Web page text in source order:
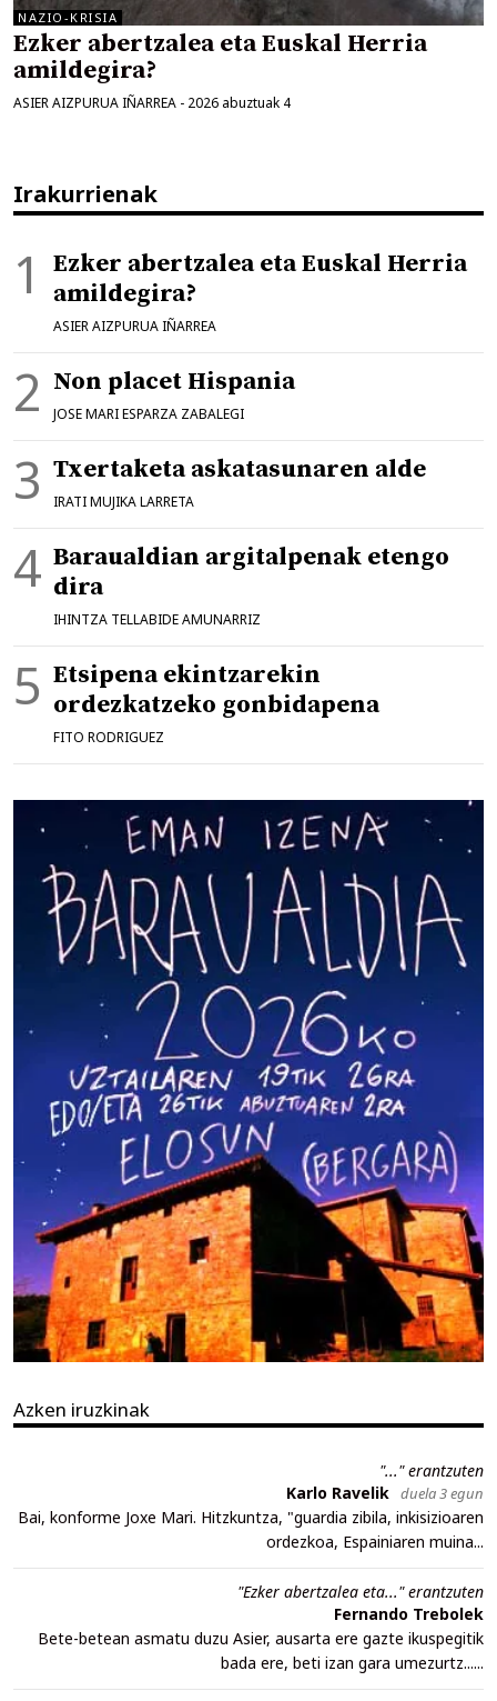
NAZIO-KRISIA
Ezker abertzalea eta Euskal Herria
amildegira?
ASIER AIZPURUA IÑARREA - 2026 abuztuak 4
Irakurrienak
Ezker abertzalea eta Euskal Herria
amildegira?
ASIER AIZPURUA IÑARREA
Non placet Hispania
JOSE MARI ESPARZA ZABALEGI
Txertaketa askatasunaren alde
IRATI MUJIKA LARRETA
Baraualdian argitalpenak etengo
dira
IHINTZA TELLABIDE AMUNARRIZ
Etsipena ekintzarekin
ordezkatzeko gonbidapena
FITO RODRIGUEZ
Azken iruzkinak
"..." erantzuten
Karlo Ravelik duela 3 egun
Bai, konforme Joxe Mari. Hitzkuntza, "guardia zibila, inkisizioaren
ordezkoa, Espainiaren muina...
"Ezker abertzalea eta..." erantzuten
Fernando Trebolek
Bete-betean asmatu duzu Asier, ausarta ere gazte ikuspegitik
bada ere, beti izan gara umezurtz......